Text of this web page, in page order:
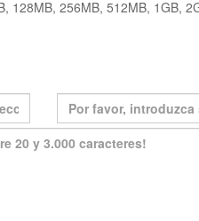
128MB, 256MB, 512MB, 1GB,